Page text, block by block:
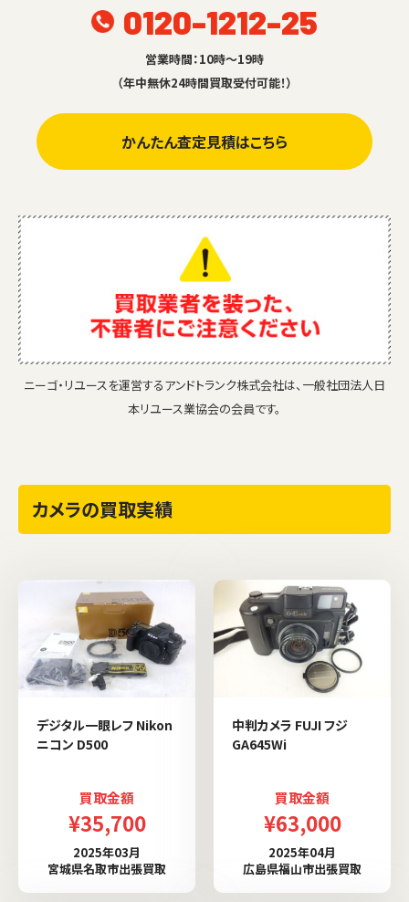
0120-1212-25
営業時間：10時～19時
（年中無休24時間買取受付可能！）
かんたん査定見積はこちら
ニーゴ・リユースを運営するアンドトランク株式会社は、一般社団法人日
本リユース業協会の会員です。
カメラの買取実績
デジタル一眼レフ Nikon
ニコン D500
買取金額
¥35,700
2025年03月
宮城県名取市出張買取
中判カメラ FUJI フジ
GA645Wi
買取金額
¥63,000
2025年04月
広島県福山市出張買取